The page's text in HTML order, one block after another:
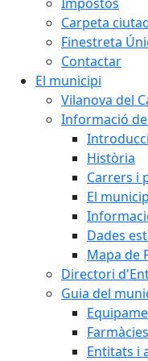
Carpeta
Finestreta
Contactar
El municipi
Vilanova del
Informació
Història
Carrers i
El
Dades
Mapa de
Directori
Guia del
Farmàcies
Entitats i